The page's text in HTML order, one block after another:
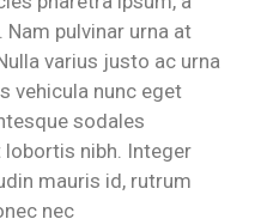
pulvinar urna at
varius justo ac urna
vehicula nunc eget
sodales
nibh. Integer
mauris id, rutrum
nec